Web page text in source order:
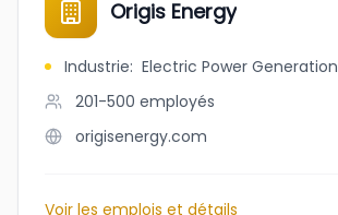
Origis Energy
Industrie: Electric Power Generation
201-500 employés
origisenergy.com
Voir les emplois et détails